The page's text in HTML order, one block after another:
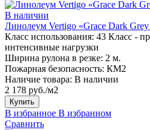
В наличии
Линолеум Vertigo «Grace Dark Grey
Класс использования: 43 Класс -
интенсивные нагрузки
Ширина рулона в резке: 2 м.
Пожарная безопасность: КМ2
Наличие товара: В наличии
2 178 руб./м2
Купить
В избранное В избранном
Сравнить